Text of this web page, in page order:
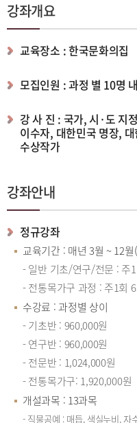
강좌개요
교육장소 : 한국문화의집
모집인원 : 과정 별 10명
강 사 진 : 국가, 시·도 지
이수자, 대한민국 명장,
수상작가
강좌안내
정규강좌
교육기간 : 매년 3월 ~ 12
- 일반 기초/연구/전문 : 주
- 전통목가구 과정 : 주1회
수강료 : 과정별 상이
- 기초반 : 960,000원
- 연구반 : 960,000원
- 전문반 : 1,024,000원
- 전통목가구: 1,920,000원
개설과목 : 13과목
- 직물공예 : 매듭, 색실누비, 자